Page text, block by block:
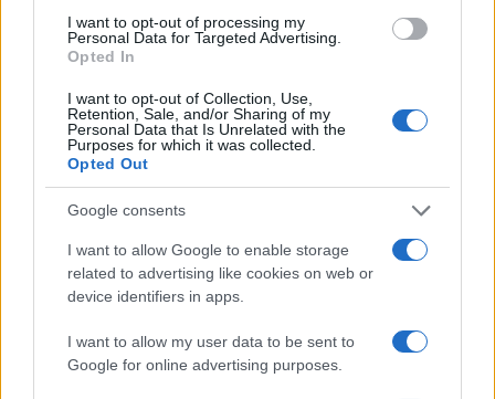
I want to opt-out of processing my
Personal Data for Targeted Advertising.
Opted In
I want to opt-out of Collection, Use,
Retention, Sale, and/or Sharing of my
Personal Data that Is Unrelated with the
Purposes for which it was collected.
Opted Out
Google consents
I want to allow Google to enable storage
related to advertising like cookies on web or
device identifiers in apps.
I want to allow my user data to be sent to
Google for online advertising purposes.
proprio su TikTok.
Tra i romanzi scritti da booktoker più amati su
TikTok ci sonoMilenadi Megi Bulla, Daylightdi
Victor Diamantis,Aura di Valentina Ghetti e
romanzi, grazie alla loro capacità di emozionare e
far sognare, hanno trovato un pubblico sempre più
ampio su TikTok.
AUTORE